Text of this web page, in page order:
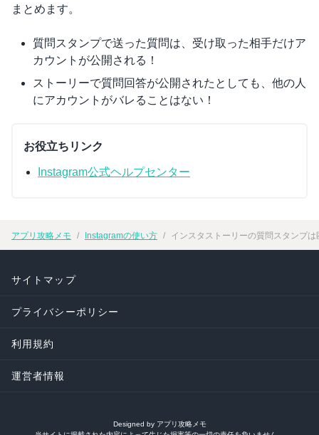
まとめます。
質問スタンプで送った質問は、受け取った相手だけア
カウントが公開される！
ストーリーで質問回答が公開されたとしても、他の人
にアカウントがバレることはない！
お役立ちリンク
Instagram公式ヘルプセンター
アプリ攻略メモ Instagramの使い方 インスタストーリーの質問スタンプ
サイトマップ
プライバシーポリシー
利用規約
運営者情報
Designed by アプリ攻略メモ